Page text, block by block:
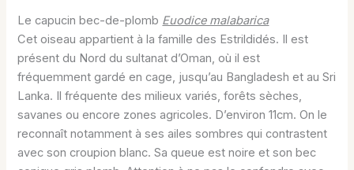
Le capucin bec-de-plomb Euodice malabarica
Cet oiseau appartient à la famille des Estrildidés. Il est
présent du Nord du sultanat d’Oman, où il est
fréquemment gardé en cage, jusqu’au Bangladesh et au Sri
Lanka. Il fréquente des milieux variés, forêts sèches,
savanes ou encore zones agricoles. D’environ 11cm. On le
reconnaît notamment à ses ailes sombres qui contrastent
avec son croupion blanc. Sa queue est noire et son bec